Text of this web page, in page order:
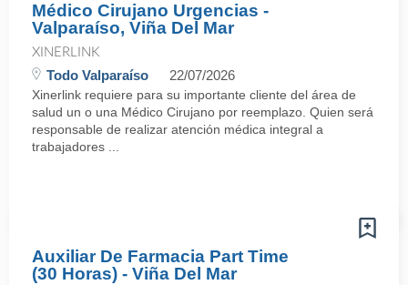
Médico Cirujano Urgencias -
Valparaíso, Viña Del Mar
XINERLINK
Todo Valparaíso 22/07/2026
Xinerlink requiere para su importante cliente del área de
salud un o una Médico Cirujano por reemplazo. Quien será
responsable de realizar atención médica integral a
trabajadores ...
Auxiliar De Farmacia Part Time
(30 Horas) - Viña Del Mar